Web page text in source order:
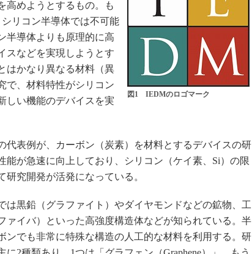
図1 IEDMのロゴマーク
高めようとするもの。も
リコン半導体では不可能
半導体よりも原理的に高
スなどを実現しようとす
はかなり異なる材料（異
で、材料特性がシリコン
しい機能のデバイスを実
表例が、カーボン（炭素）を材料とするデバイスの研
能が急速に向上しており、シリコン（ケイ素、Si）の限
究開発が活発になっている。
黒鉛（グラファイト）やダイヤモンドなどの鉱物、工
ァイバ）といった高強度構造体などが知られている。半
ンでも非常に特殊な構造の人工的な材料を利用する。研